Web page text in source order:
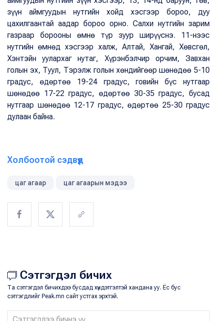
зүүн аймгуудын нутгийн хойд хэсгээр бороо, дуу
цахилгаантай аадар бороо орно. Салхи нутгийн зарим
газраар борооны өмнө түр зуур ширүүснэ. 11-нээс
нутгийн өмнөд хэсгээр халж, Алтай, Хангай, Хөвсгөл,
Хэнтэйн уулархаг нутаг, Хүрэнбэлчир орчим, Завхан
голын эх, Туул, Тэрэлж голын хөндийгөөр шөнөдөө 5-10
градус, өдөртөө 19-24 градус, говийн бүс нутгаар
шөнөдөө 17-22 градус, өдөртөө 30-35 градус, бусад
нутгаар шөнөдөө 12-17 градус, өдөртөө 25-30 градус
дулаан байна.
Холбоотой сэдвүүд
цаг агаар цаг агаарын мэдээ
Сэтгэгдэл бичих
Та сэтгэгдэл бичихдээ бусдад хүндэтгэлтэй хандана уу. Ёс бус
сэтгэгдлийг Peak.mn сайт устгах эрхтэй.